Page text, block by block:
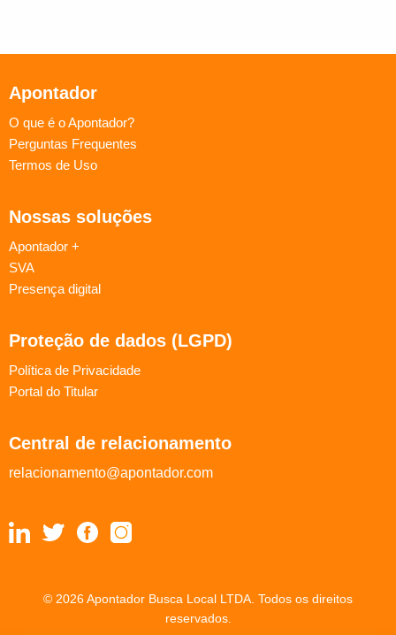
Apontador
O que é o Apontador?
Perguntas Frequentes
Termos de Uso
Nossas soluções
Apontador +
SVA
Presença digital
Proteção de dados (LGPD)
Política de Privacidade
Portal do Titular
Central de relacionamento
relacionamento@apontador.com
© 2026 Apontador Busca Local LTDA. Todos os direitos
reservados.